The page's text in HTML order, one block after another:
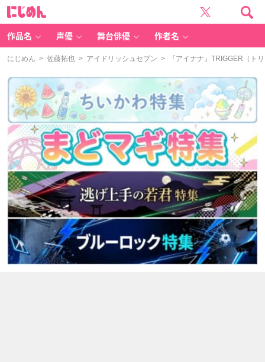
作品名 声優 舞台俳優 作者名
にじめん > 佐藤拓也 > アイドリッシュセブン > 『アイナナ』TRIGGER（ト